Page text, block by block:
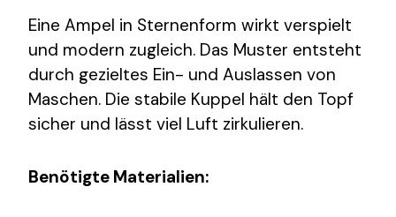
Eine Ampel in Sternenform wirkt verspielt
und modern zugleich. Das Muster entsteht
durch gezieltes Ein- und Auslassen von
Maschen. Die stabile Kuppel hält den Topf
sicher und lässt viel Luft zirkulieren.
Benötigte Materialien: